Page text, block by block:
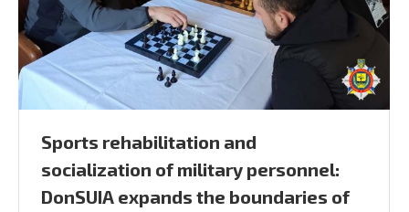
Sports rehabilitation and
socialization of military personnel:
DonSUIA expands the boundaries of